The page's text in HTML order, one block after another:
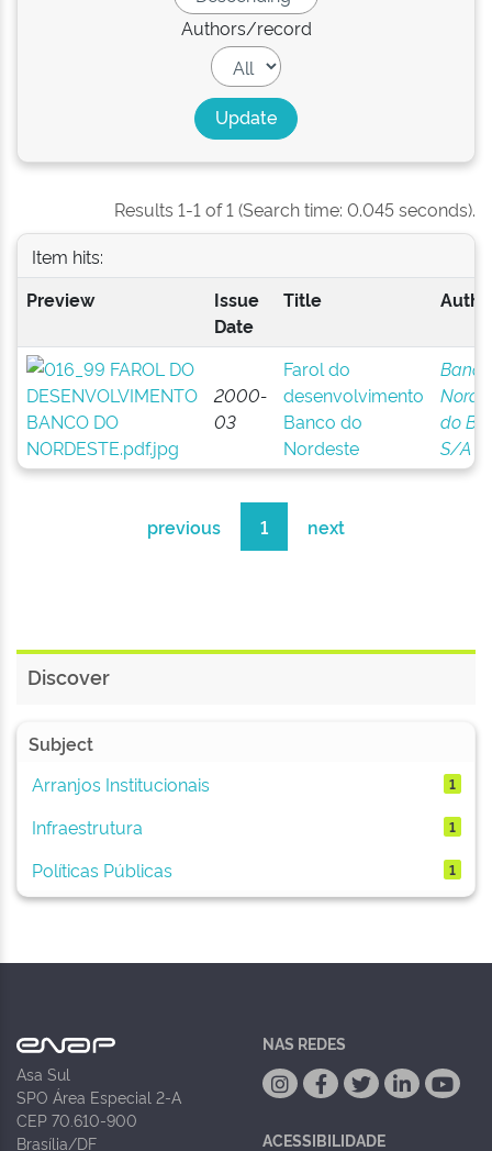
Authors/record
Results 1-1 of 1 (Search time: 0.045 seconds).
Item hits:
Preview
Issue
Date
Title
2000-
03
Farol do
desenvolvimento
Banco do
Nordeste
do
S/A
previous 1 next
Discover
Subject
Arranjos Institucionais
1
Infraestrutura 1
Políticas Públicas 1
Asa Sul
SPO Área Especial 2-A
CEP 70.610-900
Brasília/DF
NAS REDES
ACESSIBILIDADE